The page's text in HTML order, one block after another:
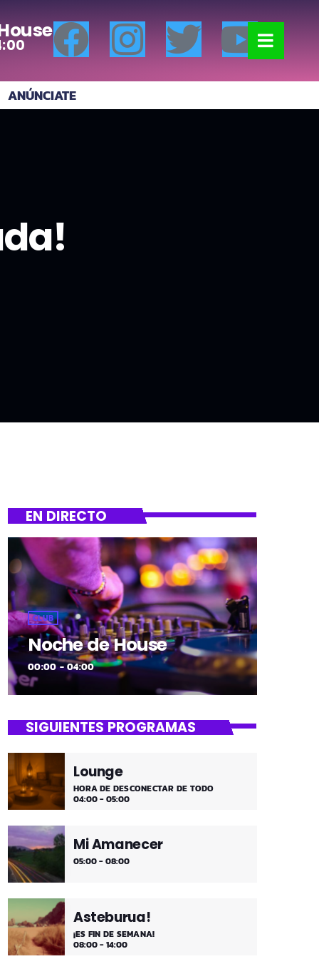
ANÚNCIATE
EN DIRECTO
CLUB
Noche de House
00:00 - 04:00
SIGUIENTES PROGRAMAS
Lounge
HORA DE DESCONECTAR DE TODO
04:00 - 05:00
Mi Amanecer
05:00 - 08:00
Asteburua!
¡ES FIN DE SEMANA!
08:00 - 14:00